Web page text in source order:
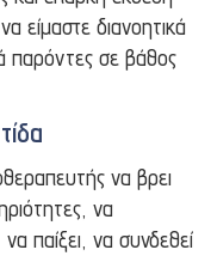
είμαστε διανοητικά
παρόντες σε βάθος
να βρει
να
παίξει, να συνδεθεί